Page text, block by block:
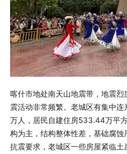
喀什市地处南天山地震带，地震
震活动非常频繁。老城区有集中
万人，居民自建住房533.44万平
构为主，结构整体性差，基础腐
抗震要求，老城区一些房屋紧临